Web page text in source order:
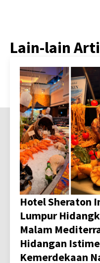
Lain-lain
Hotel Sheraton
Lumpur
Malam
Hidangan
Kemerdekaan